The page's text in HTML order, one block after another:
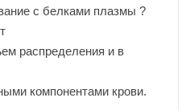
с белками плазмы ?
распределения и в
компонентами крови.